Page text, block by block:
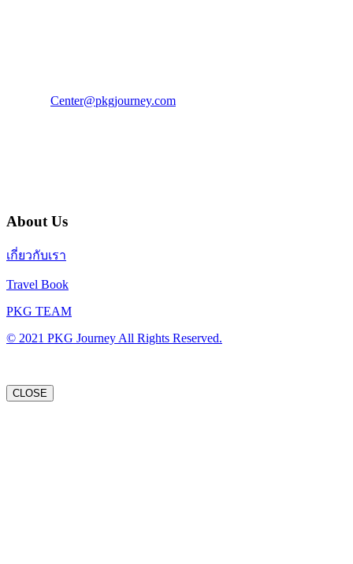
Center@pkgjourney.com
About Us
เกี่ยวกับเรา
Travel Book
PKG TEAM
© 2021 PKG Journey All Rights Reserved.
CLOSE